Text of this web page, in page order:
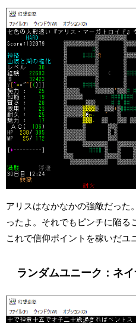
アリスはなかなかの強敵だった
ったよ。それでもピンチに陥る
これで信仰ポイントを稼いだユ
ランダムユニーク：ネ